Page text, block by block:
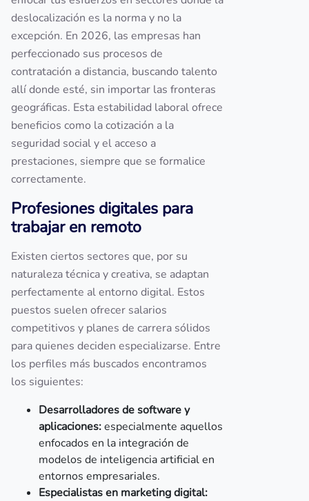
deslocalización es la norma y no la
excepción. En 2026, las empresas han
perfeccionado sus procesos de
contratación a distancia, buscando talento
allí donde esté, sin importar las fronteras
geográficas. Esta estabilidad laboral ofrece
beneficios como la cotización a la
seguridad social y el acceso a
prestaciones, siempre que se formalice
correctamente.
Profesiones digitales para
trabajar en remoto
Existen ciertos sectores que, por su
naturaleza técnica y creativa, se adaptan
perfectamente al entorno digital. Estos
puestos suelen ofrecer salarios
competitivos y planes de carrera sólidos
para quienes deciden especializarse. Entre
los perfiles más buscados encontramos
los siguientes:
Desarrolladores de software y
aplicaciones:especialmente aquellos
enfocados en la integración de
modelos de inteligencia artificial en
entornos empresariales.
Especialistas en marketing digital: